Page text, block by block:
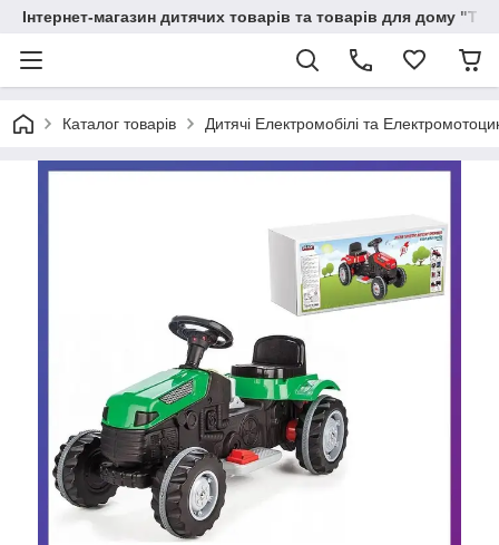
Інтернет-магазин дитячих товарів та товарів для дому
Каталог товарів Дитячі Електромобілі та